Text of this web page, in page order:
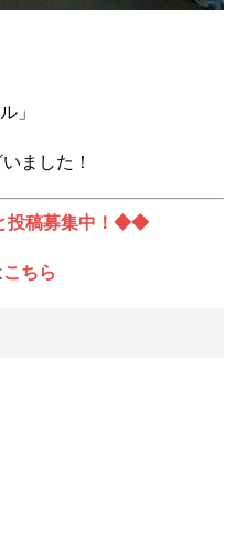
」
ました！
投稿募集中！◆◆
こちら